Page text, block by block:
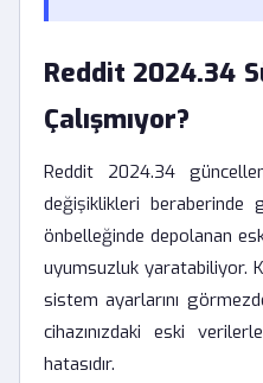
Reddit 2024.34
Çalışmıyor?
Reddit 2024.34
değişiklikleri beraberinde
önbelleğinde depolanan
uyumsuzluk yaratabiliyor.
sistem ayarlarını
cihazınızdaki eski
hatasıdır.